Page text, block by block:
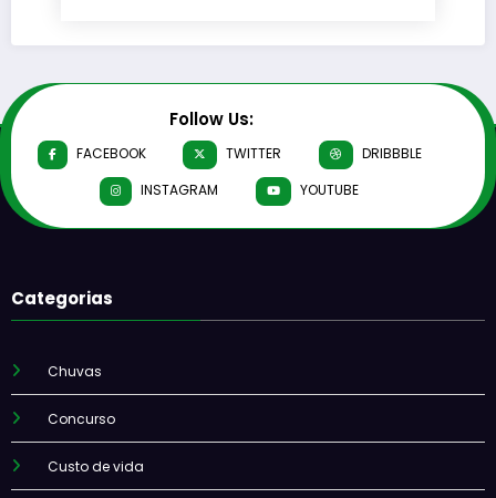
Follow Us:
FACEBOOK TWITTER
DRIBBBLE
INSTAGRAM
YOUTUBE
Categorias
Chuvas
Concurso
Custo de vida